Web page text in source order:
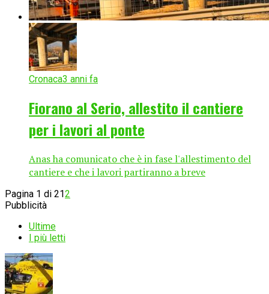
Cronaca3 anni fa
Fiorano al Serio, allestito il cantiere
per i lavori al ponte
Anas ha comunicato che è in fase l'allestimento del
cantiere e che i lavori partiranno a breve
Pagina 1 di 212
Pubblicità
Ultime
I più letti